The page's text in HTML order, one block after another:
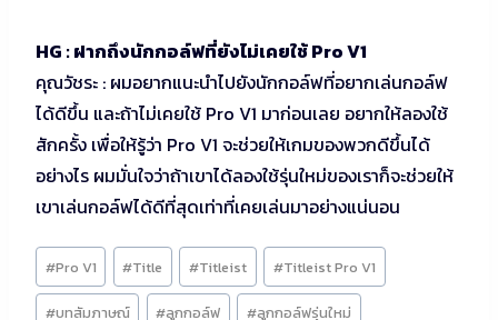
HG : ฝากถึงนักกอล์ฟที่ยังไม่เคยใช้ Pro V1
คุณวัชระ : ผมอยากแนะนำไปยังนักกอล์ฟที่อยากเล่นกอล์ฟ
ได้ดีขึ้น และถ้าไม่เคยใช้ Pro V1 มาก่อนเลย อยากให้ลองใช้
สักครั้ง เพื่อให้รู้ว่า Pro V1 จะช่วยให้เกมของพวกดีขึ้นได้
อย่างไร ผมมั่นใจว่าถ้าเขาได้ลองใช้รุ่นใหม่ของเราก็จะช่วยให้
เขาเล่นกอล์ฟได้ดีที่สุดเท่าที่เคยเล่นมาอย่างแน่นอน
Post
Tags:
#Pro V1 #Title #Titleist #Titleist Pro V1
#บทสัมภาษณ์ #ลูกกอล์ฟ #ลูกกอล์ฟรุ่นใหม่